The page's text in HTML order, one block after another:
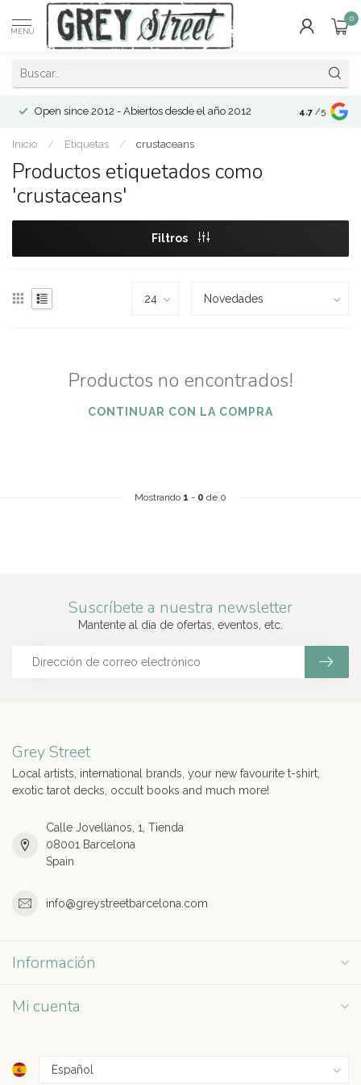
MENÚ
0
Open since 2012 - Abiertos desde el año 2012 4.7 /5
Inicio / Etiquetas / crustaceans
Productos etiquetados como
'crustaceans'
Filtros
Productos no encontrados!
CONTINUAR CON LA COMPRA
Mostrando 1 - 0 de 0
Suscríbete a nuestra newsletter
Mantente al día de ofertas, eventos, etc.
Grey Street
Local artists, international brands, your new favourite t-shirt,
exotic tarot decks, occult books and much more!
Calle Jovellanos, 1, Tienda
08001 Barcelona
Spain
info@greystreetbarcelona.com
Información
Mi cuenta